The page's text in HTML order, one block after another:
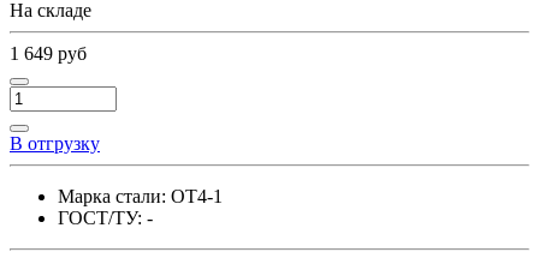
На складе
1 649 руб
В отгрузку
Марка стали: ОТ4-1
ГОСТ/ТУ: -